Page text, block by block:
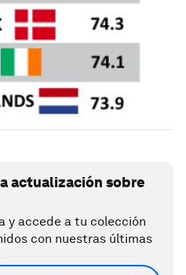
actualización sobre
y accede a tu colección
con nuestras últimas